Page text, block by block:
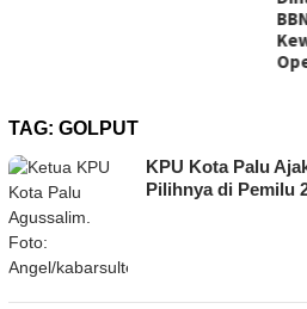
TAG: GOLPUT
KPU Kota Palu
Pilihnya di Pemilu